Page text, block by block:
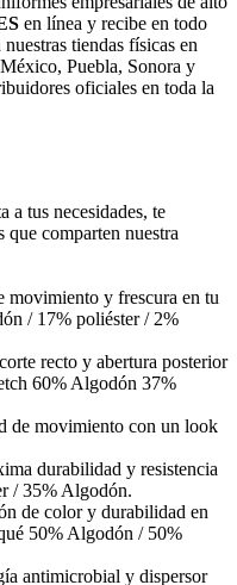
en línea y recibe en todo
tiendas físicas en
Puebla, Sonora y
oficiales en toda la
a tus necesidades, te
que comparten nuestra
movimiento y frescura en tu
/ 17% poliéster / 2%
recto y abertura posterior
60% Algodón 37%
de movimiento con un look
durabilidad y resistencia
/ 35% Algodón.
de color y durabilidad en
50% Algodón / 50%
antimicrobial y dispersor